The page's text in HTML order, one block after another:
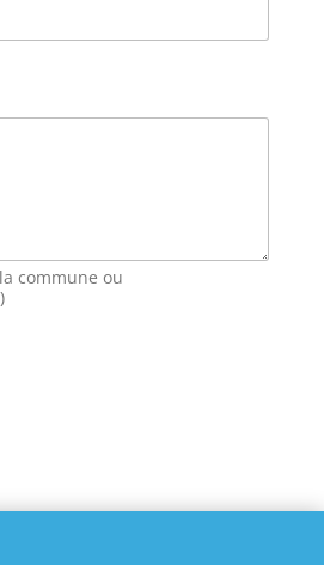
commune ou